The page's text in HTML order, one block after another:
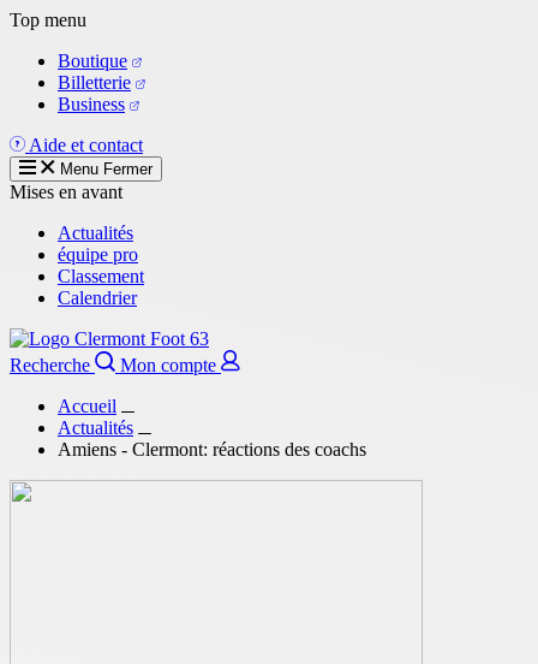
Aller
contenu
principal
Top menu
Boutique
Billetterie
Business
Aide et contact
Menu Fermer
Mises en avant
Actualités
équipe pro
Classement
Calendrier
Recherche
Mon compte
Accueil
Actualités
Amiens - Clermont: réactions des coachs